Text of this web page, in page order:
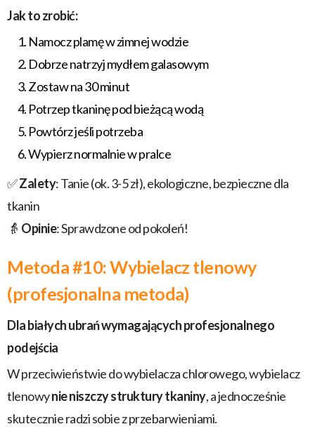
Jak to zrobić:
Namocz plamę w zimnej wodzie
Dobrze natrzyj mydłem galasowym
Zostaw na 30 minut
Potrzep tkaninę pod bieżącą wodą
Powtórz jeśli potrzeba
Wypierz normalnie w pralce
✅Zalety: Tanie (ok. 3-5 zł), ekologiczne, bezpieczne dla
tkanin
👵 Opinie: Sprawdzone od pokoleń!
Metoda #10: Wybielacz tlenowy
(profesjonalna metoda)
Dla białych ubrań wymagających profesjonalnego
podejścia
W przeciwieństwie do wybielacza chlorowego, wybielacz
tlenowynie niszczy struktury tkaniny, a jednocześnie
skutecznie radzi sobie z przebarwieniami.